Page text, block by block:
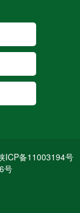
ICP备11003194号
号